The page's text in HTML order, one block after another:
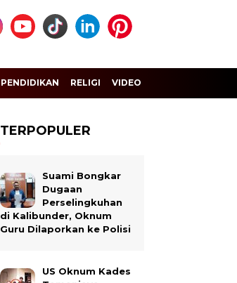
PENDIDIKAN RELIGI VIDEO
Suami Bongkar
Dugaan
Perselingkuhan
di Kalibunder, Oknum
Guru Dilaporkan ke Polisi
US Oknum Kades